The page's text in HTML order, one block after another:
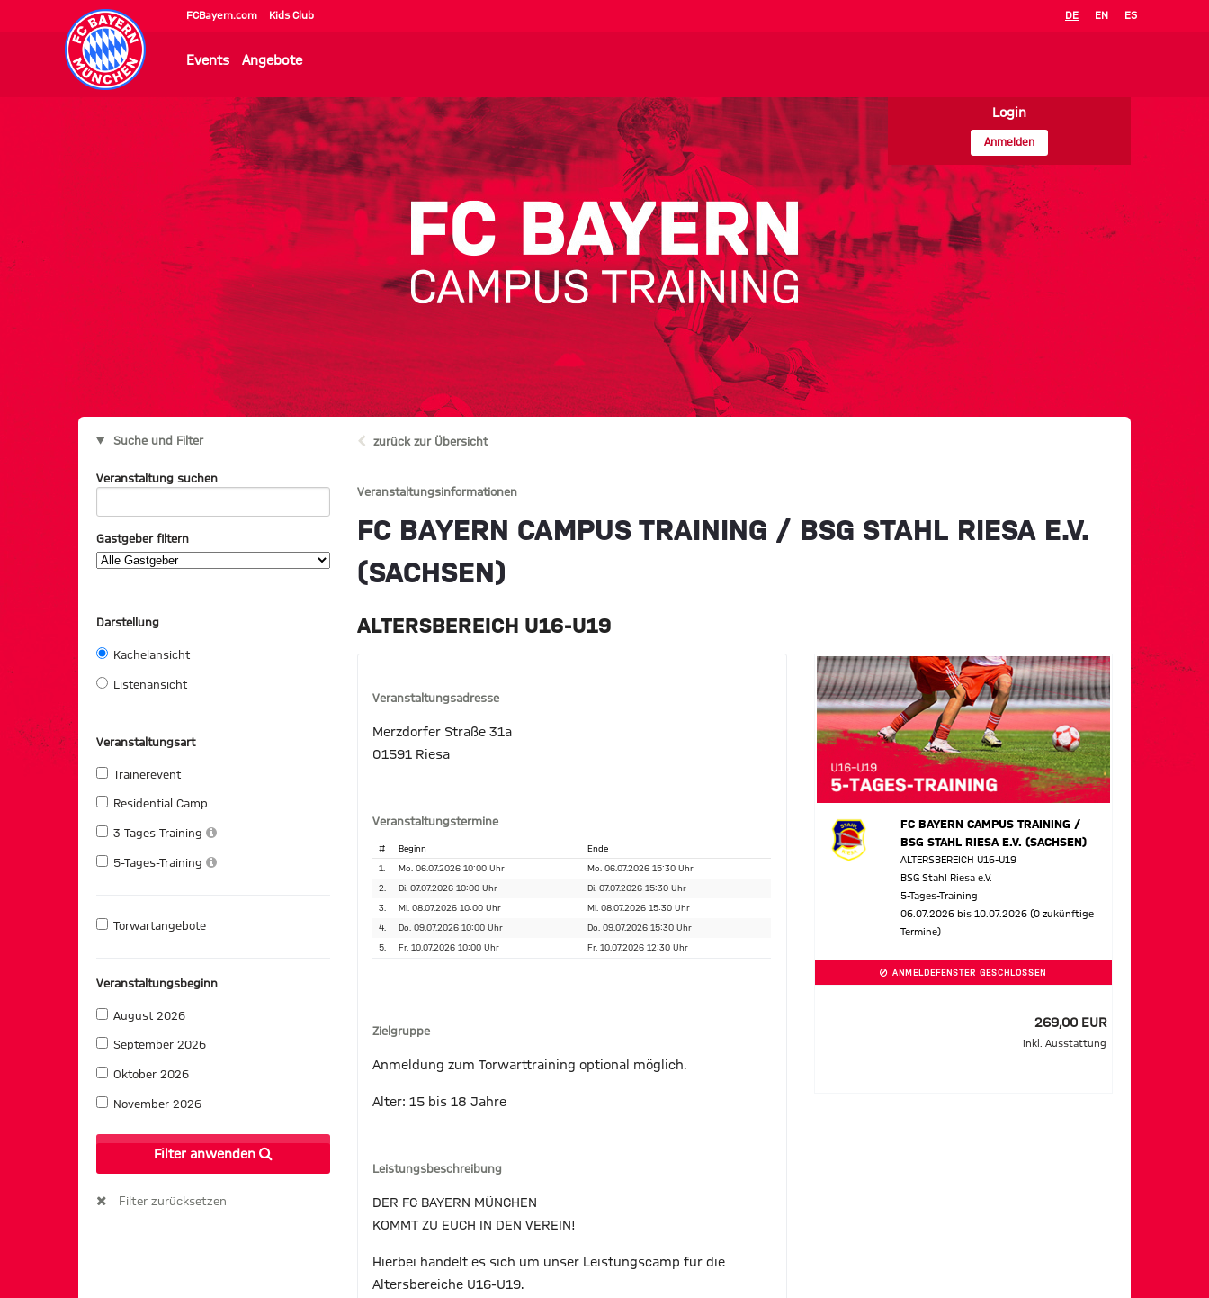
FCBayern.com Kids Club DE EN ES
Events Angebote
Login
Anmelden
Suche und Filter
Veranstaltung suchen
Gastgeber filtern
Darstellung
Kachelansicht
Listenansicht
Veranstaltungsart
Trainerevent
Residential Camp
3-Tages-Training
5-Tages-Training
Torwartangebote
Veranstaltungsbeginn
August 2026
September 2026
Oktober 2026
November 2026
Filter anwenden
Filter zurücksetzen
zurück zur Übersicht
Veranstaltungsinformationen
FC BAYERN CAMPUS TRAINING / BSG STAHL RIESA E.V.
(SACHSEN)
ALTERSBEREICH U16-U19
Veranstaltungsadresse
Merzdorfer Straße 31a
01591 Riesa
Veranstaltungstermine
# Beginn Ende
1. Mo. 06.07.2026 10:00 Uhr Mo. 06.07.2026 15:30 Uhr
2. Di. 07.07.2026 10:00 Uhr Di. 07.07.2026 15:30 Uhr
3. Mi. 08.07.2026 10:00 Uhr Mi. 08.07.2026 15:30 Uhr
4. Do. 09.07.2026 10:00 Uhr Do. 09.07.2026 15:30 Uhr
5. Fr. 10.07.2026 10:00 Uhr Fr. 10.07.2026 12:30 Uhr
Zielgruppe
Anmeldung zum Torwarttraining optional möglich.
Alter: 15 bis 18 Jahre
Leistungsbeschreibung
DER FC BAYERN MÜNCHEN
KOMMT ZU EUCH IN DEN VEREIN!
Hierbei handelt es sich um unser Leistungscamp für die
Altersbereiche U16-U19.
FC BAYERN CAMPUS TRAINING /
BSG STAHL RIESA E.V. (SACHSEN)
ALTERSBEREICH U16-U19
BSG Stahl Riesa e.V.
5-Tages-Training
06.07.2026 bis 10.07.2026 (0 zukünftige
Termine)
ANMELDEFENSTER GESCHLOSSEN
269,00 EUR
inkl. Ausstattung